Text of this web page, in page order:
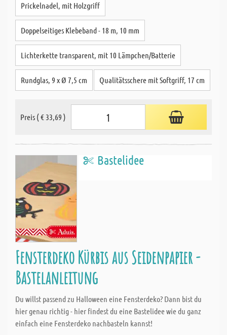
Prickelnadel, mit Holzgriff
Doppelseitiges Klebeband - 18 m, 10 mm
Lichterkette transparent, mit 10 Lämpchen/Batterie
Rundglas, 9 x Ø 7,5 cm Qualitätsschere mit Softgriff, 17 cm
Preis ( € 33,69 )
Bastelidee
Fensterdeko Kürbis aus Seidenpapier -
Bastelanleitung
Du willst passend zu Halloween eine Fensterdeko? Dann bist du
hier genau richtig - hier findest du eine Bastelidee wie du ganz
einfach eine Fensterdeko nachbasteln kannst!